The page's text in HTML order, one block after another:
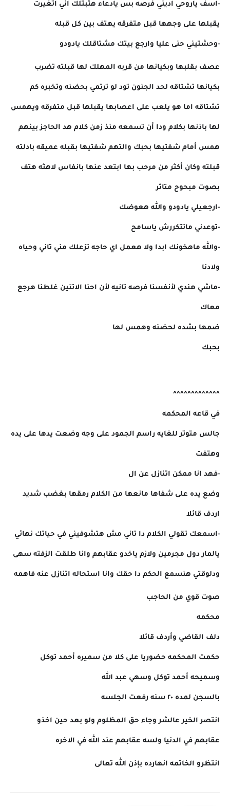
-اسف ياروحي اديني فرصه بس يادعاء هثبتلك اني اتغيرت
يقبلها على وجهها قبل متفرقه يهتف بين كل قبله
-وحشتيني حنى عليا وارجع بيتك مشتاقلك يادودو
عصف بقلبها وبكيانها من قربه المهلك لها قبلته تضرب
بكيانها تشتاقه لحد الجنون تود لو ترتمي بحضنه وتخبره كم
تشتاقه اما هو يلعب على اعصابها يقبلها قبل متفرقه ويهمس
لها باذنها بكلام ودا أن تسمعه منذ زمن كلام هد الحاجز بينهم
همس أمام شفتيها بحبك والتهم شفتيها بقبله عميقه بادلته
قبلته وكان أكثر من مرحب بها ابتعد عنها بانفاس لاهثه هتف
بصوت مبحوح متاثر
-ارجعيلي يادودو والله هعوضك
-توعدني ماتتكررش ياسامح
-والله ماهخونك ابدا ولا هعمل اي حاجه تزعلك مني تاني وحياه
ولادنا
-ماشي هندي لأنفسنا فرصه تانيه لأن احنا الاتنين غلطنا هرجع
معاك
ضمها بشده لحضنه وهمس لها
بحبك
^^^^^^^^^^^^^
في قاعه المحكمه
جالس متوتر للغايه راسم الجمود على وجه وضعت يدها على يده
وهتفت
-فهد انا ممكن اتنازل عن ال
وضع يده على شفاها مانعها من الكلام رمقها بغضب شديد
اردف قائلا
-اسمعك تقولي الكلام دا تاني مش هتشوفيني في حياتك نهائي
يالمار دول مجرمين ولازم ياخدو عقابهم وانا طلقت الزفته سهى
ودلوقتي هنسمع الحكم دا حقك وانا استحاله اتنازل عنه فاهمه
صوت قوي من الحاجب
محكمه
دلف القاضي وأردف قائلا
حكمت المحكمه حضوريا على كلا من سميره أحمد توكل
وسميحه أحمد توكل وسهي عبد الله
بالسجن لمده ٢٠ سنه رفعت الجلسه
انتصر الخير عالشر وجاء حق المظلوم ولو بعد حين اخذو
عقابهم في الدنيا ولسه عقابهم عند الله في الاخره
انتظرو الخاتمه انهارده بإذن الله تعالى